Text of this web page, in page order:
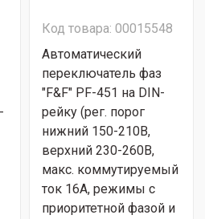
Код товара: 00015548
Автоматический
переключатель фаз
"F&F" PF-451 на DIN-
рейку (рег. порог
нижний 150-210В,
верхний 230-260В,
макс. коммутируемый
ток 16А, режимы с
приоритетной фазой и